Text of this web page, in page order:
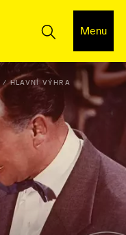
Menu
HLAVNÍ VÝHRA